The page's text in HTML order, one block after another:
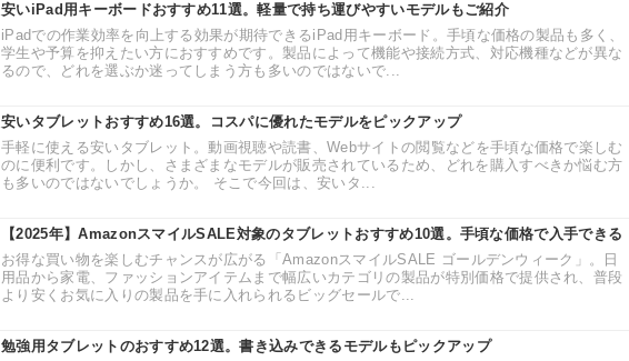
安いiPad用キーボードおすすめ11選。軽量で持ち運びやすいモデルもご紹介
iPadでの作業効率を向上する効果が期待できるiPad用キーボード。手頃な価格の製品も多く、
学生や予算を抑えたい方におすすめです。製品によって機能や接続方式、対応機種などが異な
るので、どれを選ぶか迷ってしまう方も多いのではないで...
安いタブレットおすすめ16選。コスパに優れたモデルをピックアップ
手軽に使える安いタブレット。動画視聴や読書、Webサイトの閲覧などを手頃な価格で楽しむ
のに便利です。しかし、さまざまなモデルが販売されているため、どれを購入すべきか悩む方
も多いのではないでしょうか。 そこで今回は、安いタ...
【2025年】AmazonスマイルSALE対象のタブレットおすすめ10選。手頃な価格で入手できる
お得な買い物を楽しむチャンスが広がる「AmazonスマイルSALE ゴールデンウィーク」。日
用品から家電、ファッションアイテムまで幅広いカテゴリの製品が特別価格で提供され、普段
より安くお気に入りの製品を手に入れられるビッグセールで...
勉強用タブレットのおすすめ12選。書き込みできるモデルもピックアップ